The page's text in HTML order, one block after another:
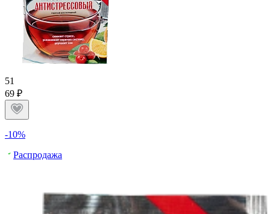
51
69 ₽
-10%
Распродажа